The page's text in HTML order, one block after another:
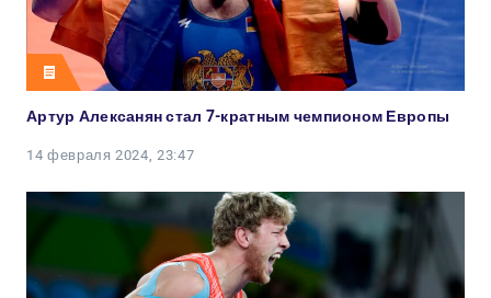
Артур Алексанян стал 7-кратным чемпионом Европы
14 февраля 2024, 23:47